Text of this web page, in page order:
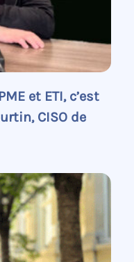
et ETI, c’est
CISO de